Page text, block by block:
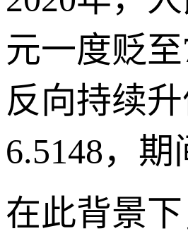
元一度贬
反向持续
6.5148，
在此背景